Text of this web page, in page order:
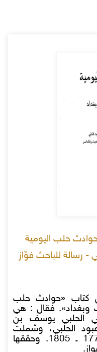
حلب اليومية
- رسالة للباحث فوّاز
كتاب «حوادث حلب
وبغداد». فقال : هي
الحلبي يوسف بن
الحلبي، وشملت
الفترة الممتدة بين عامي 1771 ـ 1805. وحققها